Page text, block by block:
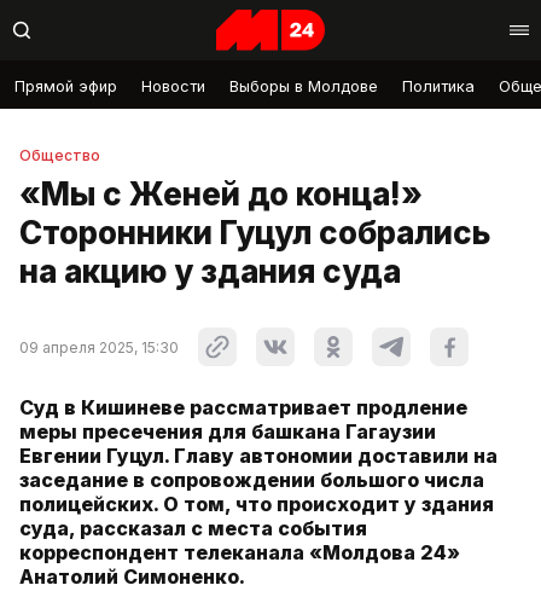
Прямой эфир Новости Выборы в Молдове Политика
Общество
«Мы с Женей до конца!»
Сторонники Гуцул собрались
на акцию у здания суда
09 апреля 2025, 15:30
Суд в Кишиневе рассматривает продление
меры пресечения для башкана Гагаузии
Евгении Гуцул. Главу автономии доставили на
заседание в сопровождении большого числа
полицейских. О том, что происходит у здания
суда, рассказал с места события
корреспондент телеканала «Молдова 24»
Анатолий Симоненко.